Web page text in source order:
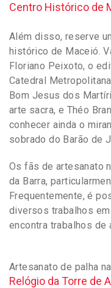
Centro Histórico de
Além disso, reserve
histórico de Maceió.
Floriano Peixoto, o
Catedral
Bom Jesus dos
arte sacra, e Théo
conhecer ainda o
sobrado do Barão de
Os fãs de artesanato
da Barra,
Frequentemente, é
diversos trabalhos
encontra trabalhos de
Artesanato de palha
Relógio da Torre de